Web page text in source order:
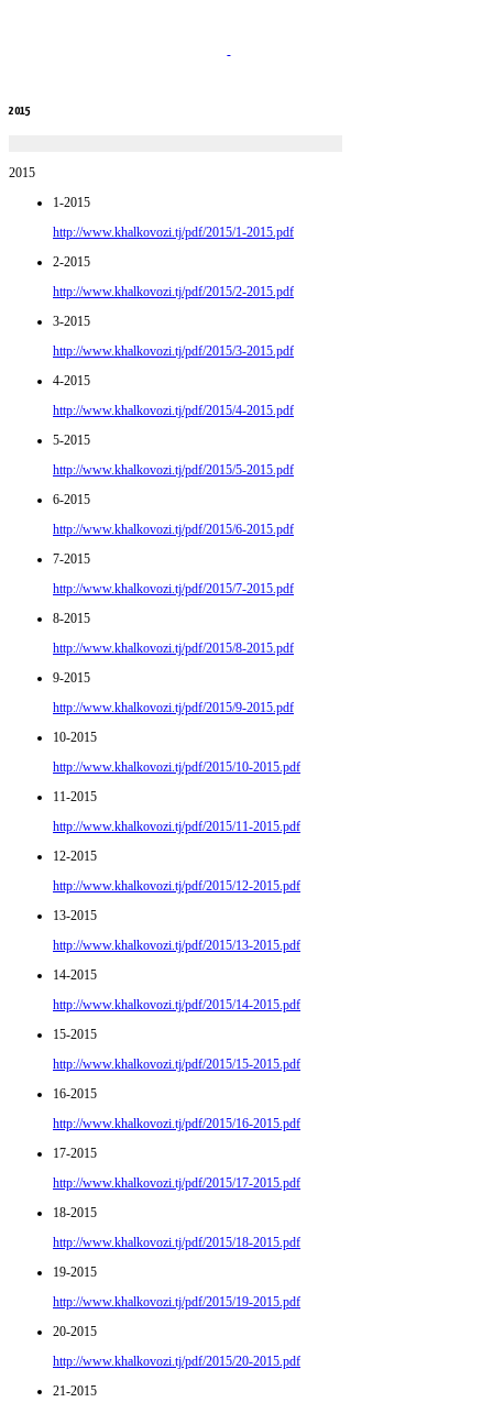
2015
2015
1-2015
http://www.khalkovozi.tj/pdf/2015/1-2015.pdf
2-2015
http://www.khalkovozi.tj/pdf/2015/2-2015.pdf
3-2015
http://www.khalkovozi.tj/pdf/2015/3-2015.pdf
4-2015
http://www.khalkovozi.tj/pdf/2015/4-2015.pdf
5-2015
http://www.khalkovozi.tj/pdf/2015/5-2015.pdf
6-2015
http://www.khalkovozi.tj/pdf/2015/6-2015.pdf
7-2015
http://www.khalkovozi.tj/pdf/2015/7-2015.pdf
8-2015
http://www.khalkovozi.tj/pdf/2015/8-2015.pdf
9-2015
http://www.khalkovozi.tj/pdf/2015/9-2015.pdf
10-2015
http://www.khalkovozi.tj/pdf/2015/10-2015.pdf
11-2015
http://www.khalkovozi.tj/pdf/2015/11-2015.pdf
12-2015
http://www.khalkovozi.tj/pdf/2015/12-2015.pdf
13-2015
http://www.khalkovozi.tj/pdf/2015/13-2015.pdf
14-2015
http://www.khalkovozi.tj/pdf/2015/14-2015.pdf
15-2015
http://www.khalkovozi.tj/pdf/2015/15-2015.pdf
16-2015
http://www.khalkovozi.tj/pdf/2015/16-2015.pdf
17-2015
http://www.khalkovozi.tj/pdf/2015/17-2015.pdf
18-2015
http://www.khalkovozi.tj/pdf/2015/18-2015.pdf
19-2015
http://www.khalkovozi.tj/pdf/2015/19-2015.pdf
20-2015
http://www.khalkovozi.tj/pdf/2015/20-2015.pdf
21-2015